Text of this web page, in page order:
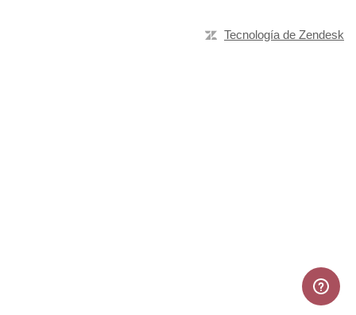
Tecnología de Zendesk